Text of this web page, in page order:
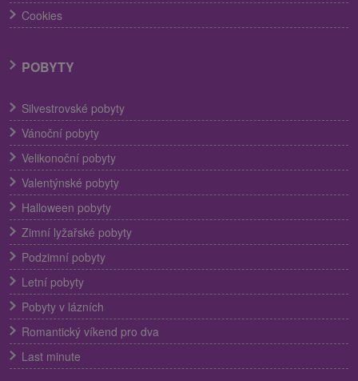
Cookies
POBYTY
Silvestrovské pobyty
Vánoční pobyty
Velikonoční pobyty
Valentýnské pobyty
Halloween pobyty
Zimní lyžařské pobyty
Podzimní pobyty
Letní pobyty
Pobyty v lázních
Romantický víkend pro dva
Last minute